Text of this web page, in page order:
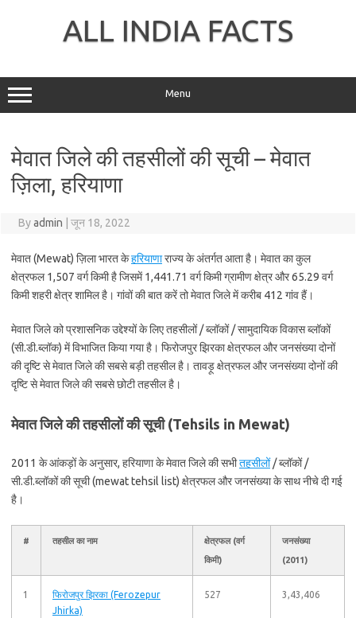
ALL INDIA FACTS
Menu
मेवात जिले की तहसीलों की सूची – मेवात
ज़िला, हरियाणा
Byadmin जून 18, 2022
मेवात (Mewat) ज़िला भारत केहरियाणाराज्य के अंतर्गत आता है। मेवात का कुल
क्षेत्रफल 1,507 वर्ग किमी है जिसमें 1,441.71 वर्ग किमी ग्रामीण क्षेत्र और 65.29 वर्ग
किमी शहरी क्षेत्र शामिल है। गांवों की बात करें तो मेवात जिले में करीब 412 गांव हैं।
मेवात जिले को प्रशासनिक उद्देश्यों के लिए तहसीलों / ब्लॉकों / सामुदायिक विकास ब्लॉकों
(सी.डी.ब्लॉक) में विभाजित किया गया है। फिरोजपुर झिरका क्षेत्रफल और जनसंख्या दोनों
की दृष्टि से मेवात जिले की सबसे बड़ी तहसील है। तावड़ू क्षेत्रफल और जनसंख्या दोनों की
दृष्टि से मेवात जिले की सबसे छोटी तहसील है।
मेवात जिले की तहसीलों की सूची (Tehsils in Mewat)
2011 के आंकड़ों के अनुसार, हरियाणा के मेवात जिले की सभीतहसीलों/ ब्लॉकों /
सी.डी.ब्लॉकों की सूची (mewat tehsil list) क्षेत्रफल और जनसंख्या के साथ नीचे दी गई
है।
# तहसील का नाम
क्षेत्रफल (वर्ग
किमी)
जनसंख्या
(2011)
1
फिरोजपुर झिरका (Ferozepur
Jhirka)
527 3,43,406